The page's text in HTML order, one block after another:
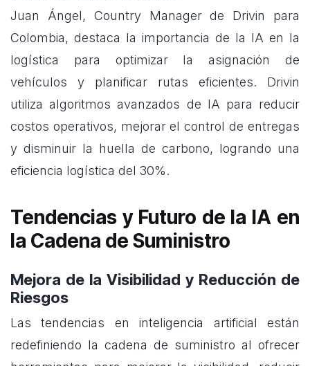
Juan Ángel, Country Manager de Drivin para
Colombia, destaca la importancia de la IA en la
logística para optimizar la asignación de
vehículos y planificar rutas eficientes. Drivin
utiliza algoritmos avanzados de IA para reducir
costos operativos, mejorar el control de entregas
y disminuir la huella de carbono, logrando una
eficiencia logística del 30%.
Tendencias y Futuro de la IA en
la Cadena de Suministro
Mejora de la Visibilidad y Reducción de
Riesgos
Las tendencias en inteligencia artificial están
redefiniendo la cadena de suministro al ofrecer